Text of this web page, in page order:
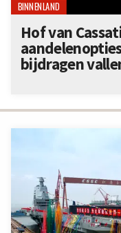
BINNENLAND
Hof van
bijdragen